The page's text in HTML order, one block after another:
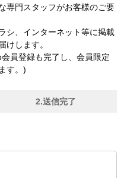
専門スタッフがお客様のご要
シ、インターネット等に掲載
けします。
員登録も完了し、会員限定
す。)
2.送信完了